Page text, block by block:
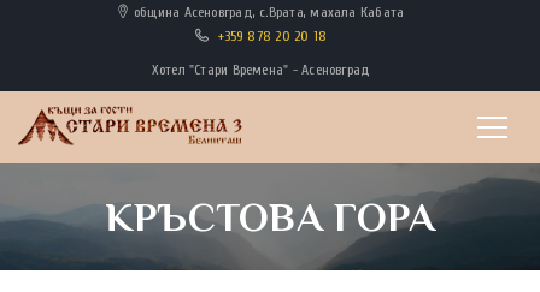
община Асеновград, с.Врата, махала Кабата
+359 878 20 20 18
Хотел "Стари Времена" - Асеновград
КРЪСТОВА ГОРА